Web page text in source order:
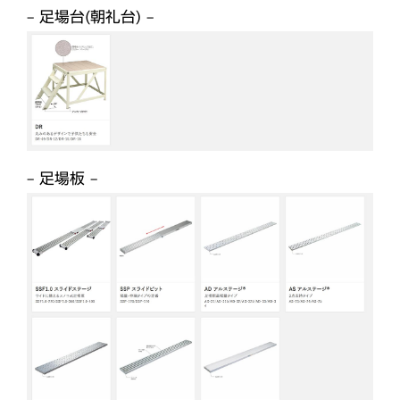
– 足場台(朝礼台) –
– 足場板 –